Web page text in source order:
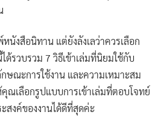
นังสือนิทาน แต่ยังลังเลว่าควรเลือก
ด้รวบรวม 7 วิธีเข้าเล่มที่นิยมใช้กับ
ณะการใช้งาน และความเหมาะสม
ณเลือกรูปแบบการเข้าเล่มที่ตอบโจทย์
สงค์ของงานได้ดีที่สุดค่ะ